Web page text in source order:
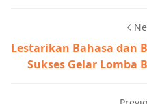
Lestarikan Bahasa dan
Sukses Gelar Lomba